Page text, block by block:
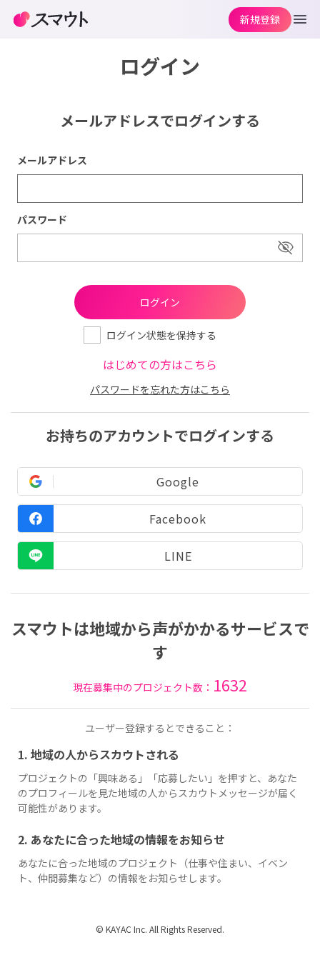
ログイン
メールアドレスでログインする
メールアドレス
パスワード
ログイン状態を保持する
はじめての方はこちら
パスワードを忘れた方はこちら
お持ちのアカウントでログインする
Google
Facebook
LINE
スマウトは地域から声がかかるサービスで
す
現在募集中のプロジェクト数： 1632
ユーザー登録するとできること：
1. 地域の人からスカウトされる
プロジェクトの「興味ある」「応募したい」を押すと、あなた
のプロフィールを見た地域の人からスカウトメッセージが届く
可能性があります。
2. あなたに合った地域の情報をお知らせ
あなたに合った地域のプロジェクト（仕事や住まい、イベン
ト、仲間募集など）の情報をお知らせします。
新規登録
© KAYAC Inc. All Rights Reserved.